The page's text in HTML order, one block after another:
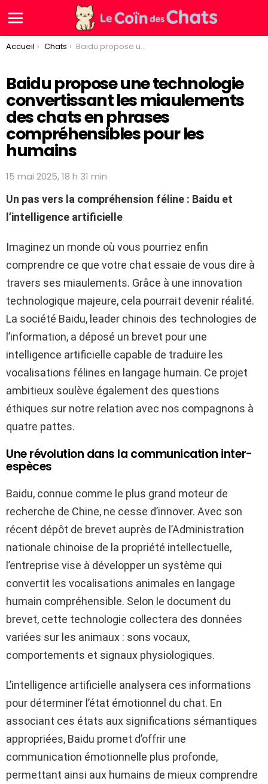
You are here:
Accueil Chats Baidu propose une technologie convertissant les miaulements des chats en phrases compréhensibles pour les humains
Baidu propose une technologie
convertissant les miaulements
des chats en phrases
compréhensibles pour les
humains
15 mai 2025, 18 h 31 min
Un pas vers la compréhension féline : Baidu et
l’intelligence artificielle
Imaginez un monde où vous pourriez enfin
comprendre ce que votre chat essaie de vous dire à
travers ses miaulements. Grâce à une innovation
technologique majeure, cela pourrait devenir réalité.
La société Baidu, leader chinois des technologies de
l’information, a déposé un brevet pour une
intelligence artificielle capable de traduire les
vocalisations félines en langage humain. Ce projet
ambitieux soulève également des questions
éthiques sur notre relation avec nos compagnons à
quatre pattes.
Une révolution dans la communication inter-
espèces
Baidu, connue comme le plus grand moteur de
recherche de Chine, ne cesse d’innover. Avec son
récent dépôt de brevet auprès de l’Administration
nationale chinoise de la propriété intellectuelle,
l’entreprise vise à développer un système qui
convertit les vocalisations animales en langage
humain compréhensible. Selon le document du
brevet, cette technologie collectera des données
variées sur les animaux : sons vocaux,
comportements et signaux physiologiques.
L’intelligence artificielle analysera ces informations
pour déterminer l’état émotionnel du chat. En
associant ces états aux significations sémantiques
appropriées, Baidu promet d’offrir une
communication émotionnelle plus profonde,
permettant ainsi aux humains de mieux comprendre